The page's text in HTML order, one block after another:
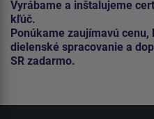
Vyrábame a inštalujeme
kľúč.
Ponúkame zaujímavú
dielenské spracovanie a
SR zadarmo.